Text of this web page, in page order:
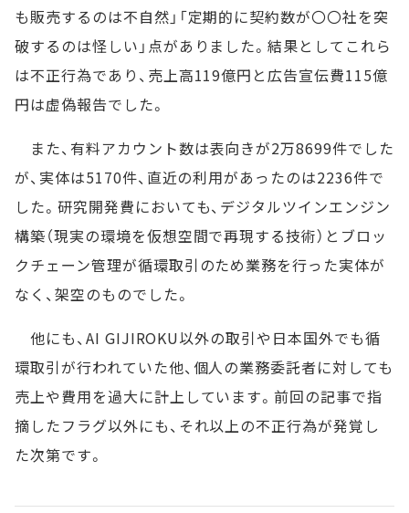
も販売するのは不自然」「定期的に契約数が〇〇社を突
破するのは怪しい」点がありました。結果としてこれら
は不正行為であり、売上高119億円と広告宣伝費115億
円は虚偽報告でした。
また、有料アカウント数は表向きが2万8699件でした
が、実体は5170件、直近の利用があったのは2236件で
した。研究開発費においても、デジタルツインエンジン
構築（現実の環境を仮想空間で再現する技術）とブロッ
クチェーン管理が循環取引のため業務を行った実体が
なく、架空のものでした。
他にも、AI GIJIROKU以外の取引や日本国外でも循
環取引が行われていた他、個人の業務委託者に対しても
売上や費用を過大に計上しています。前回の記事で指
摘したフラグ以外にも、それ以上の不正行為が発覚し
た次第です。